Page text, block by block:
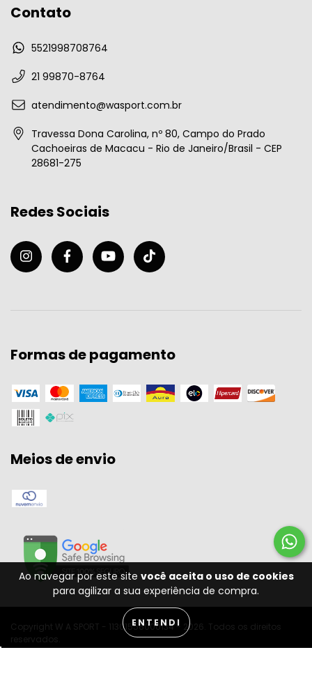
Ao navegar por este site você aceita o uso de cookies
para agilizar a sua experiência de compra.
ENTENDI
Contato
5521998708764
21 99870-8764
atendimento@wasport.com.br
Travessa Dona Carolina, nº 80, Campo do Prado
Cachoeiras de Macacu - Rio de Janeiro/Brasil - CEP
28681-275
Redes Sociais
Formas de pagamento
Meios de envio
Copyright W A SPORT - 11301556000134 - 2026. Todos os direitos
reservados.